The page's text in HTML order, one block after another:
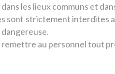
les lieux communs et
sont strictement interdites
remettre au personnel tout